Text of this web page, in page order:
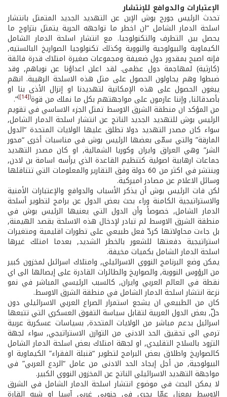
الإعتبارات والدوافع للإنتشار
تحدث الرئيس جورج بوش الإبن عن التهديد الجديد المتمثل بانتشار
اسلحة الدمار الشامل “ان اخطر ما تواجهه الحرية يتمثل بتزاوج ما
يحصل بين التطرف والتكنولوجيا. مع انتشار اسلحة الدمار الشامل
الكيماوية والبيولوجية والنووية وكذلك تكنولوجيا الصواريخ البالستيه,
فإنه اصبح بمقدور دول ضعيفة ومجموعات صغيرة امتلاك قدرة فائقة
(كارثية) لمهاجمة دول عظمى. لقد اعلن اعداؤنا عن نوياهم, وقد
ضبطوا وهم يحاولون الحصول على مثل هذه الاسلحة الرهيبة. انهم
يبغون الحصول على هذه الإمكانية لتهديدنا او إنزال الأذى بنا او
بأصدقائنا, وإننا عازمون على مواجهتهم بكل ما نملك من قوة(
[14]
)
”.
من المؤكد ان منطقة الشرق الاوسط تمثل الجزء الاساسي في تقويم
الرئيس بوش للتهديد الجديد الناتج عن انتشار اسلحة الدمار الشامل,
سواء كان مصدر التهديد دولا تطلق عليها الولايات المتحدة “الدول
المارقة” والتي سمّى بعضها الرئيس بوش في مناسبات أخرى “محور
الشر” وهي العراق وايران وكوريا الشمالية, او كان مصدر التهديد
جماعات ارهابية اصولية كتنظيم القاعدة الذي يرأسه اسامة بن لادن,
وينتشر في اكثر من 60 دولة وفق التقارير والمعلومات التي تتناقلها
وسائل الاعلام عن مصادر اميركية.
لكن فات الرئيس بوش أن يذكر الأسباب والدوافع والإعتبارات الأمنية
والاستراتيجية الكامنة وراء بحث بعض الدول عن برامج لتطوير أسلحة
الدمار الشامل, خصوصاً وأن الدول التي يعنيها الرئيس بوش في
منطقة الشرق الاوسط لم تبادر لإدخال هذه الاسلحة بقصد الهيمنة,
بل جاءت محاولاتها كردّ فعل طبيعي على تطورات اقليمية ومتغيرات
استراتيجية دفعتها للشعور بالخطر الشديد, بعدما امتلك غيرها
اسلحة الدمار الشامل بكميات مخيفة.
يمكن وضع البرنامج النووي الاسرائيلي, وامتلاك اسرائىل لمخزون كبير
من الرؤوس النووية, والصواريخ والطائرات القادرة على إيصالها الى اي
نقطة في العالم العربي وايران, كالسبب الرئيسي المباشر في نمو
نزعة انتشار اسلحة الدمار الشامل في منطقة الشرق الاوسط.
كان من الطبيعي ان يشجع استمرار الصراع العربي الاسرائيلي دون
حلّ, بعض الدول العربية لتقابل سياسة التفوق العسكري التي تتبعها
اسرائيل بدعم مباشر من الولايات المتحدة, بسياسات عسكرية عربية
ترمي الى تحقيق الحد الادنى من التوازن الاستراتيجي, سواء لجهة
التزود بالسلاح التقليدي, او لجهة امتلاك بعض اسلحة الدمار الشامل
كالصواريخ واطلاق بعض البرامج لتطوير “قنبلة الفقراء” الكيماوية او
البيولوجية, من أجل إيجاد الحد الادنى من عامل “الردع العربي” في
مواجهة التهديد الاسرائيلي الناتج عن المخزون النووي الكبير.
لا يمكن البحث في موضوع انتشار اسلحة الدمار الشامل في الشرق
الاوسط بمعزل عمّا يجري في جنوبي غربي آسيا او شبه القارة